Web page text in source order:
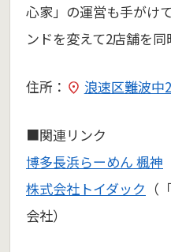
心家」の運営も手がけ
ンドを変えて2店舗を同
住所： 浪速区難波中
■関連リンク
博多長浜らーめん 楓神
株式会社トイダック （
会社）